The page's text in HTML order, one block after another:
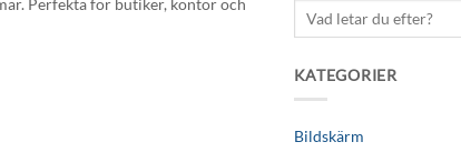
Perfekta för butiker, kontor och
KATEGORIER
Bildskärm